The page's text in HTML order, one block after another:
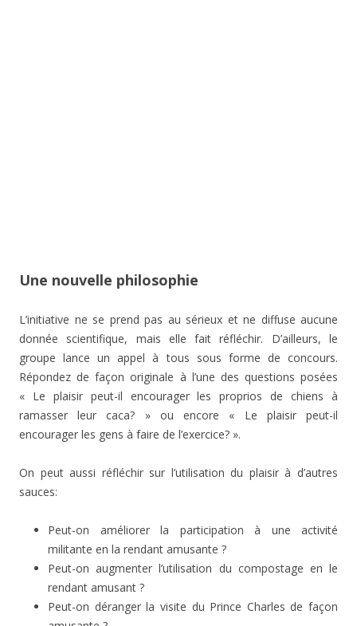
Une nouvelle philosophie
L’initiative ne se prend pas au sérieux et ne diffuse aucune
donnée scientifique, mais elle fait réfléchir. D’ailleurs, le
groupe lance un appel à tous sous forme de concours.
Répondez de façon originale à l’une des questions posées
« Le plaisir peut-il encourager les proprios de chiens à
ramasser leur caca? » ou encore « Le plaisir peut-il
encourager les gens à faire de l’exercice? ».
On peut aussi réfléchir sur l’utilisation du plaisir à d’autres
sauces:
Peut-on améliorer la participation à une activité
militante en la rendant amusante ?
Peut-on augmenter l’utilisation du compostage en le
rendant amusant ?
Peut-on déranger la visite du Prince Charles de façon